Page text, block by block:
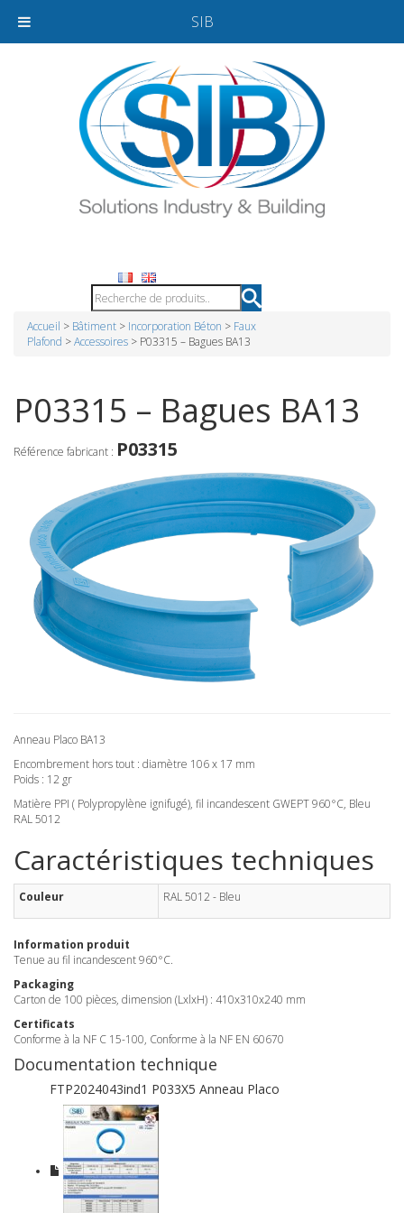
Accueil > Bâtiment > Incorporation Béton > Faux
Plafond >Accessoires > P03315 – Bagues BA13
P03315 – Bagues BA13
Référence fabricant : P03315
Anneau Placo BA13
Encombrement hors tout : diamètre 106 x 17 mm
Poids : 12 gr
Matière PPI ( Polypropylène ignifugé), fil incandescent GWEPT 960°C, Bleu
RAL 5012
Caractéristiques techniques
Couleur RAL 5012 - Bleu
Information produit
Tenue au fil incandescent 960°C.
Packaging
Carton de 100 pièces, dimension (LxlxH) : 410x310x240 mm
Certificats
Conforme à la NF C 15-100, Conforme à la NF EN 60670
Documentation technique
FTP2024043ind1 P033X5 Anneau Placo
SIB